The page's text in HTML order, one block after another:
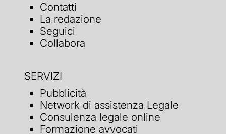
Contatti
La redazione
Seguici
Collabora
SERVIZI
Pubblicità
Network di assistenza Legale
Consulenza legale online
Formazione avvocati